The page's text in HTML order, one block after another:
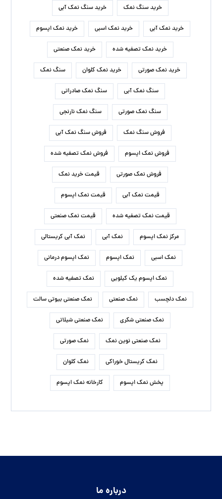
خرید سنگ نمک خرید سنگ نمک آبی
خرید نمک آبی خرید نمک اسبی خرید نمک اپسوم
خرید نمک تصفیه شده خرید نمک صنعتی
خرید نمک صورتی خرید نمک کلوان سنگ نمک
سنگ نمک آبی سنگ نمک صادراتی
سنگ نمک صورتی سنگ نمک نارنجی
فروش سنگ نمک فروش سنگ نمک آبی
فروش نمک اپسوم فروش نمک تصفیه شده
فروش نمک صورتی قیمت خرید نمک
قیمت نمک آبی قیمت نمک اپسوم
قیمت نمک تصفیه شده قیمت نمک صنعتی
مرکز نمک اپسوم نمک آبی نمک آبی کریستالی
نمک اسبی نمک اپسوم نمک اپسوم درمانی
نمک اپسوم یک کیلویی نمک تصفیه شده
نمک دلچسب نمک صنعتی نمک صنعتی بیوتی سالت
نمک صنعتی شکری نمک صنعتی شیلاتی
نمک صنعتی نوین نمک نمک صورتی
نمک کریستال خوراکی نمک کلوان
پخش نمک اپسوم کارخانه نمک اپسوم
درباره ما